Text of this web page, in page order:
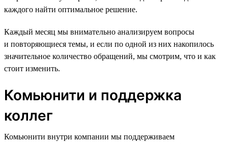
каждого найти оптимальное решение.
Каждый месяц мы внимательно анализируем вопросы
и повторяющиеся темы, и если по одной из них накопилось
значительное количество обращений, мы смотрим, что и как
стоит изменить.
Комьюнити и поддержка
коллег
Комьюнити внутри компании мы поддерживаем